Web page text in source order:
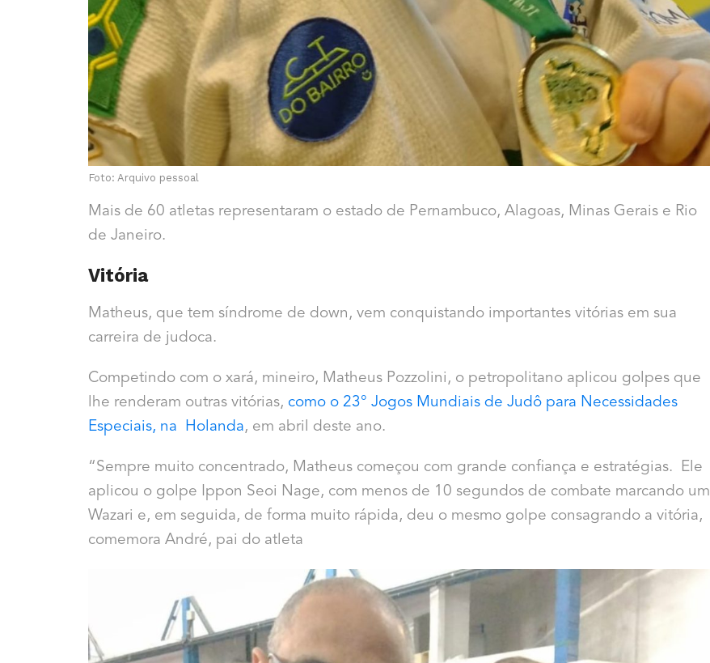
Foto: Arquivo pessoal
Mais de 60 atletas representaram o estado de Pernambuco, Alagoas, Minas Gerais e Rio
de Janeiro.
Vitória
Matheus, que tem síndrome de down, vem conquistando importantes vitórias em sua
carreira de judoca.
Competindo com o xará, mineiro, Matheus Pozzolini, o petropolitano aplicou golpes que
lhe renderam outras vitórias, como o 23° Jogos Mundiais de Judô para Necessidades
Especiais, na Holanda, em abril deste ano.
“Sempre muito concentrado, Matheus começou com grande confiança e estratégias. Ele
aplicou o golpe Ippon Seoi Nage, com menos de 10 segundos de combate marcando um
Wazari e, em seguida, de forma muito rápida, deu o mesmo golpe consagrando a vitória,
comemora André, pai do atleta